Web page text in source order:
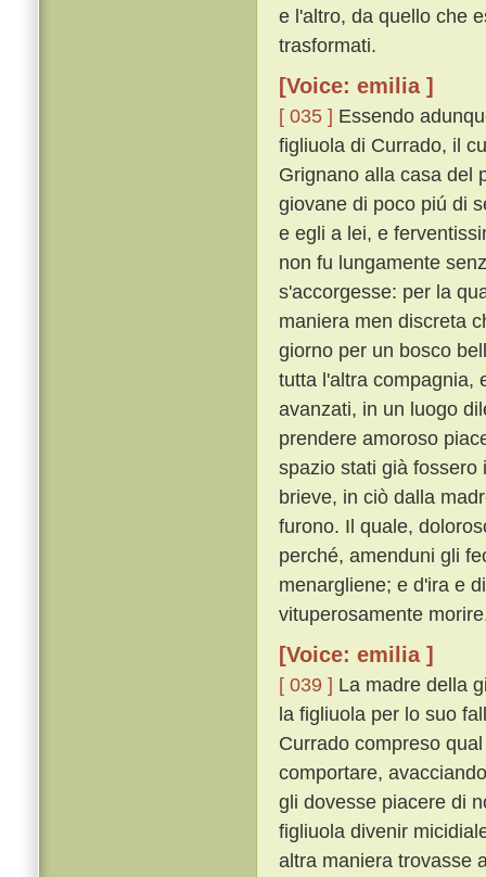
e l'altro, da quello che
trasformati.
[Voice: emilia ]
[ 035 ] Essendo
figliuola di Currado, il
Grignano alla casa del
giovane di poco piú di
e egli a lei, e
non fu lungamente
s'accorgesse: per la
maniera men discreta
giorno per un bosco
tutta l'altra compagnia,
avanzati, in un luogo
prendere amoroso
spazio stati già fossero
brieve, in ciò dalla
furono. Il quale,
perché, amenduni gli
menargliene; e d'ira e
vituperosamente
[Voice: emilia ]
[ 039 ] La madre della
la figliuola per lo suo
Currado compreso
comportare,
gli dovesse piacere di
figliuola divenir
altra maniera trovasse